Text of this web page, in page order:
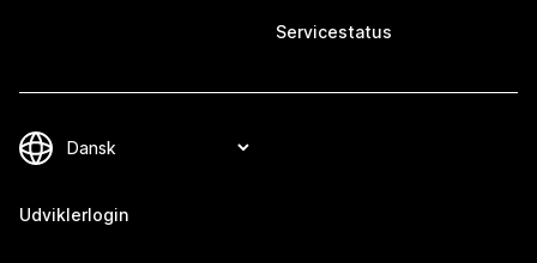
Servicestatus
Udviklerlogin